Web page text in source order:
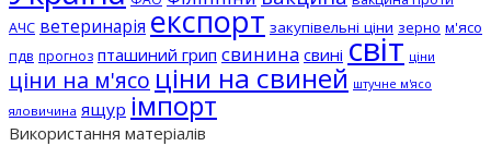
АЧС ветеринарія експорт закупівельні ціни зерно м'ясо
пдв прогноз пташиний грип свинина свині світ ціни
ціни на м'ясо ціни на свиней штучне м'ясо
яловичина ящур імпорт
Використання матеріалів